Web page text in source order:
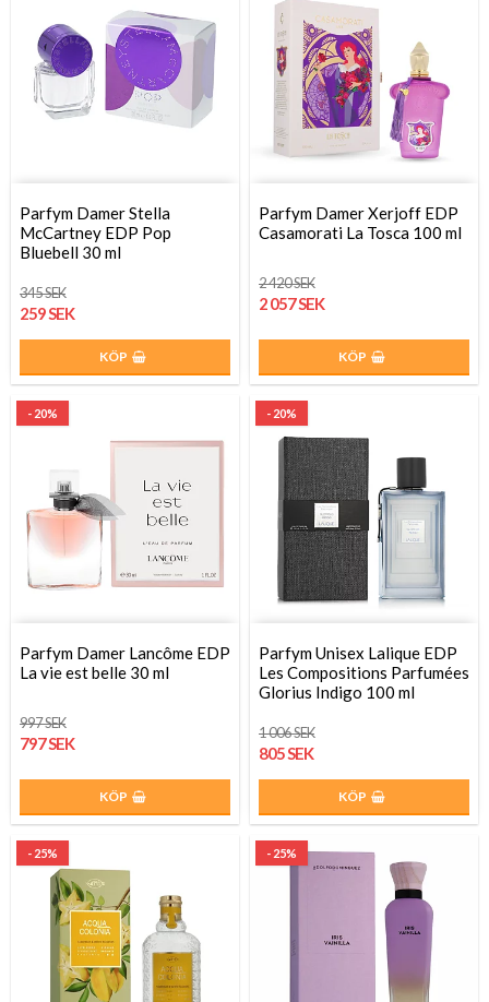
Parfym Damer Stella
McCartney EDP Pop
Bluebell 30 ml
345 SEK
259 SEK
KÖP
Parfym Damer Xerjoff EDP
Casamorati La Tosca 100 ml
2 420 SEK
2 057 SEK
KÖP
- 20%
Parfym Damer Lancôme EDP
La vie est belle 30 ml
997 SEK
797 SEK
KÖP
- 20%
Parfym Unisex Lalique EDP
Les Compositions Parfumées
Glorius Indigo 100 ml
1 006 SEK
805 SEK
KÖP
- 25% - 25%